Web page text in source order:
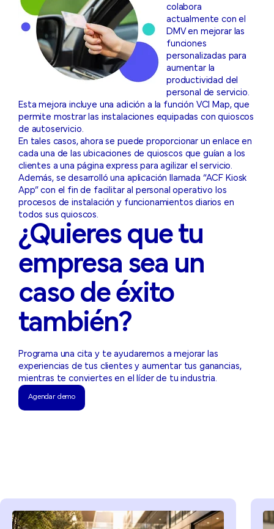
colabora
actualmente con el
DMV en mejorar las
funciones
personalizadas para
aumentar la
productividad del
personal de servicio.
Esta mejora incluye una adición a la función VCI Map, que
permite mostrar las instalaciones equipadas con quioscos
de autoservicio.
En tales casos, ahora se puede proporcionar un enlace en
cada una de las ubicaciones de quioscos que guían a los
clientes a una página express para agilizar el servicio.
Además, se desarrolló una aplicación llamada “ACF Kiosk
App” con el fin de facilitar al personal operativo los
procesos de instalación y funcionamientos diarios en
todos sus quioscos.
¿Quieres que tu
empresa sea un
caso de éxito
también?
Programa una cita y te ayudaremos a mejorar las
experiencias de tus clientes y aumentar tus ganancias,
mientras te conviertes en el líder de tu industria.
Agendar demo